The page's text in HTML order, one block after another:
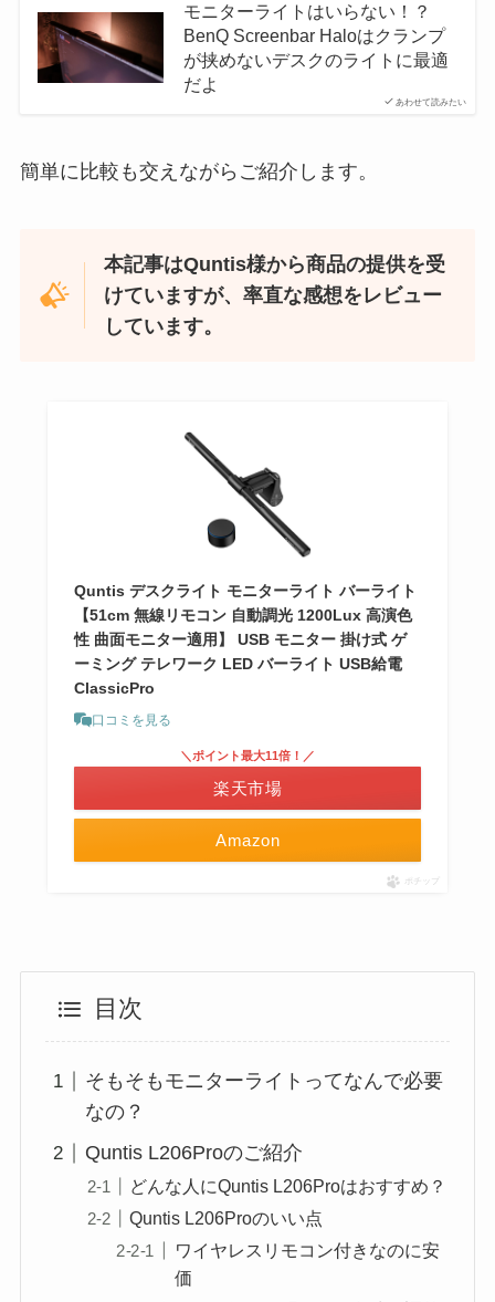
あわせて読みたい
モニターライトはいらない！？
BenQ Screenbar Haloはクランプ
が挟めないデスクのライトに最適
だよ
簡単に比較も交えながらご紹介します。
本記事はQuntis様から商品の提供を受
けていますが、率直な感想をレビュー
しています。
Quntis デスクライト モニターライト バーライト
【51cm 無線リモコン 自動調光 1200Lux 高演色
性 曲面モニター適用】 USB モニター 掛け式 ゲ
ーミング テレワーク LED バーライト USB給電
ClassicPro
口コミを見る
Amazon
＼ポイント最大11倍！／
楽天市場
ポチップ
目次
そもそもモニターライトってなんで必要
なの？
Quntis L206Proのご紹介
どんな人にQuntis L206Proはおすすめ？
Quntis L206Proのいい点
ワイヤレスリモコン付きなのに安
価